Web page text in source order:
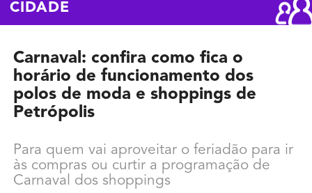
CIDADE
Carnaval: confira como fica o
horário de funcionamento dos
polos de moda e shoppings de
Petrópolis
Para quem vai aproveitar o feriadão para ir
às compras ou curtir a programação de
Carnaval dos shoppings